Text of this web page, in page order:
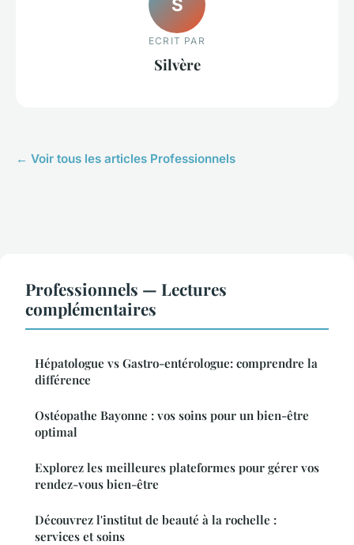
S
ECRIT PAR
Silvère
← Voir tous les articles Professionnels
Professionnels — Lectures
complémentaires
Hépatologue vs Gastro-entérologue: comprendre la
différence
Ostéopathe Bayonne : vos soins pour un bien-être
optimal
Explorez les meilleures plateformes pour gérer vos
rendez-vous bien-être
Découvrez l'institut de beauté à la rochelle :
services et soins